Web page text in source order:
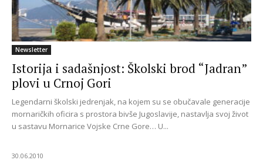
Newsletter
Istorija i sadašnjost: Školski brod “Jadran”
plovi u Crnoj Gori
Legendarni školski jedrenjak, na kojem su se obučavale generacije
mornaričkih oficira s prostora bivše Jugoslavije, nastavlja svoj život
u sastavu Mornarice Vojske Crne Gore… U...
30.06.2010